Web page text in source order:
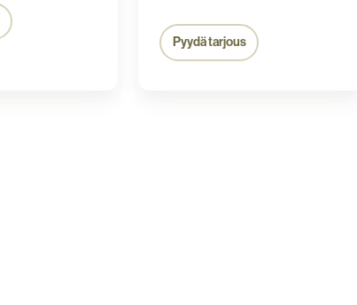
Pyydä tarjous